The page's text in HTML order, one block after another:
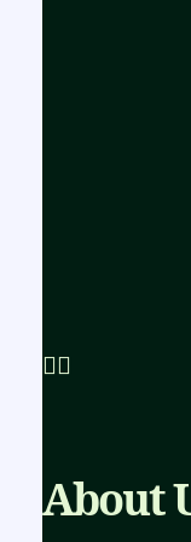

About